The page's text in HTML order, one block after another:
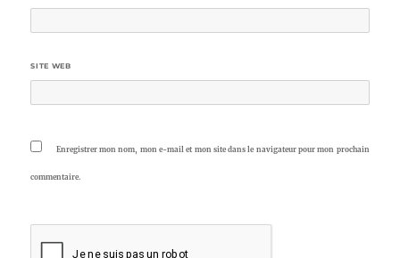
SITE WEB
Enregistrer mon nom, mon e-mail et mon site dans le navigateur pour mon prochain
commentaire.